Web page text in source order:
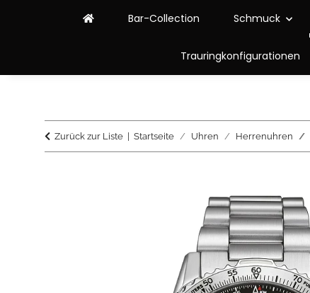
Bar-Collection Schmuck
Trauringkonfigurationen
Zurück zur Liste Startseite Uhren Herrenuhren